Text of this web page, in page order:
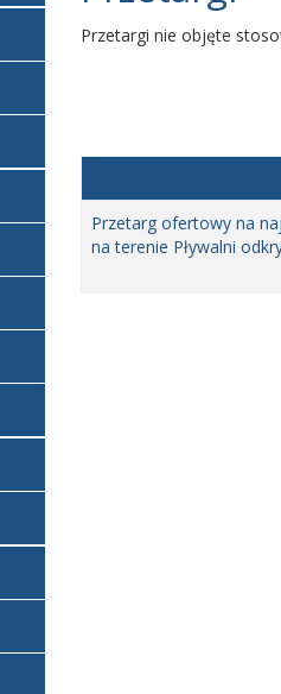
Przetargi nie objęte
Przetarg ofertowy na
na terenie Pływalni